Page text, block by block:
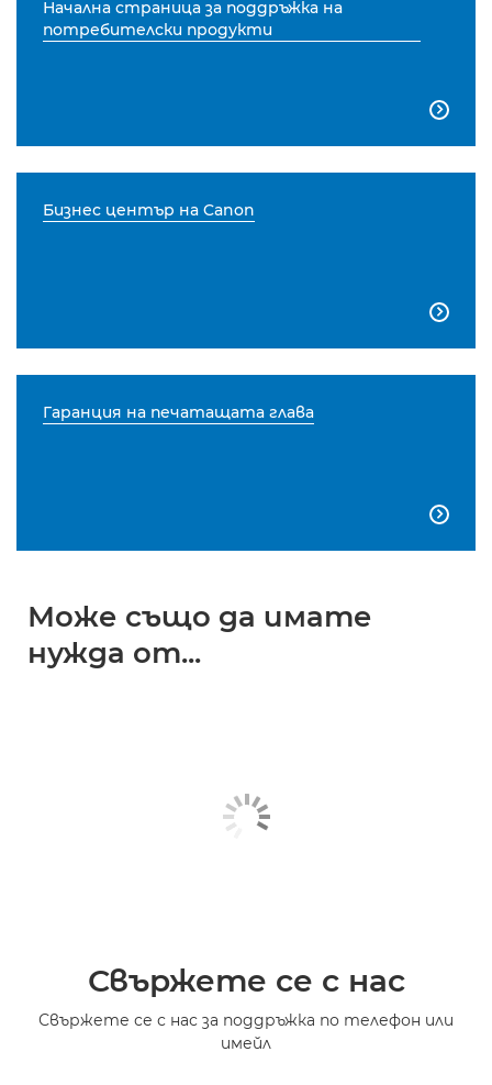
Начална страница за поддръжка на
потребителски продукти

Бизнес център на Canon

Гаранция на печатащата глава

Може също да имате
нужда от...
Свържете се с нас
Свържете се с нас за поддръжка по телефон или
имейл